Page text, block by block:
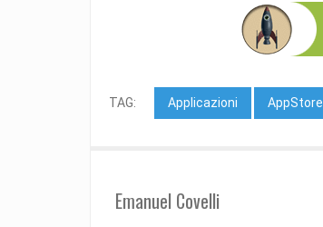
TAG: Applicazioni AppStore
Emanuel Covelli